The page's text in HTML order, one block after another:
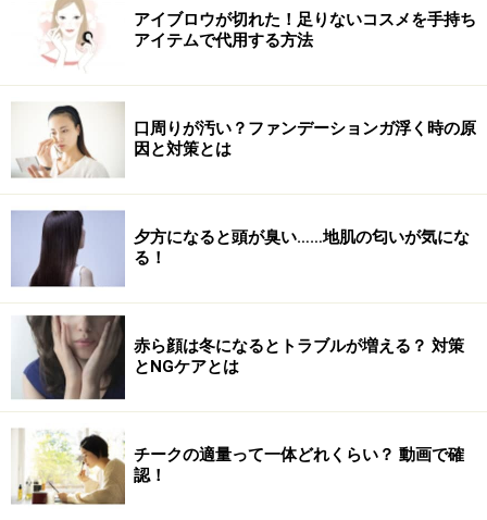
る理由の一つ。何よりティートピアを基調とした香りが
絶品！ フレグランスをつけているかのような贅沢気分が
味わえます。ちなみに写真は初回限定パッケージです。
いかがでしたか？ コスパ重視なのか、保湿重視なのか、
はたまた香りやテクスチャー重視なのか、好みは人それ
ぞれ。自分に合ったボディクリームを選んで、今年の冬
は粉ふきゼロ！のすべすべ肌を手に入れてみては。
※記事内容は執筆時点のものです。最新の内容をご確認くださ
い。
※個人の体質、また、誤った方法による実践に起因して肌荒れや
不調を引き起こす場合があります。実践の際には、必ず自身の体
質及び健康状態を十分に考慮し、正しい方法で行ってください。
また、全ての方への有効性を保証するものではありません。
【編集部おすすめの購入サイト】
アイブロウが切れた！足りないコスメを手持ち
アイテムで代用する方法
口周りが汚い？ファンデーションガ浮く時の原
因と対策とは
夕方になると頭が臭い……地肌の匂いが気にな
る！
赤ら顔は冬になるとトラブルが増える？ 対策
とNGケアとは
チークの適量って一体どれくらい？ 動画で確
認！